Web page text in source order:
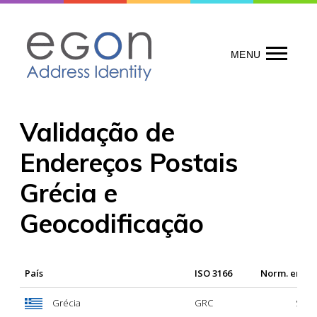
content
MENU
Validação de
Endereços Postais
Grécia e
Geocodificação
País ISO 3166 Norm.
Grécia GRC Sí